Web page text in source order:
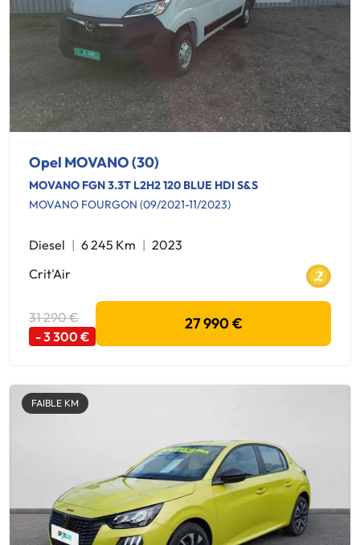
Opel MOVANO (30)
MOVANO FGN 3.3T L2H2 120 BLUE HDI S&S
MOVANO FOURGON (09/2021-11/2023)
Diesel 6 245 Km
2023
Crit'Air
31 290 €
- 3 300 €
27 990 €
FAIBLE KM